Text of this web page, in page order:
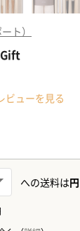
ト）
ビューを見る